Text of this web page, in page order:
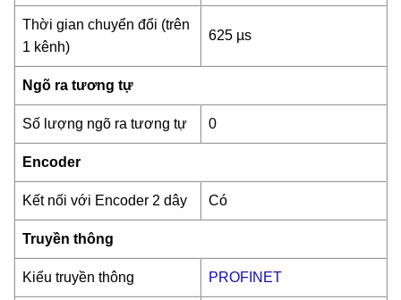
Thời gian chuyển đổi (trên
1 kênh)
625 µs
Ngõ ra tương tự
Số lượng ngõ ra tương tự 0
Encoder
Kết nối với Encoder 2 dây Có
Truyền thông
Kiểu truyền thông PROFINET